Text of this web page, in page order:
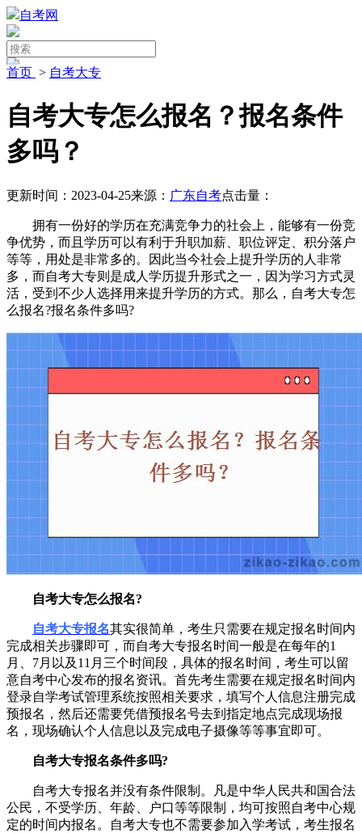
自考网
首页 > 自考大专
自考大专怎么报名？报名条件
多吗？
更新时间：2023-04-25来源： 广东自考点击量：
拥有一份好的学历在充满竞争力的社会上，能够有一份竞
争优势，而且学历可以有利于升职加薪、职位评定、积分落户
等等，用处是非常多的。因此当今社会上提升学历的人非常
多，而自考大专则是成人学历提升形式之一，因为学习方式灵
活，受到不少人选择用来提升学历的方式。那么，自考大专怎
么报名?报名条件多吗?
自考大专怎么报名?
自考大专报名其实很简单，考生只需要在规定报名时间内
完成相关步骤即可，而自考大专报名时间一般是在每年的1
月、7月以及11月三个时间段，具体的报名时间，考生可以留
意自考中心发布的报名资讯。首先考生需要在规定报名时间内
登录自学考试管理系统按照相关要求，填写个人信息注册完成
预报名，然后还需要凭借预报名号去到指定地点完成现场报
名，现场确认个人信息以及完成电子摄像等等事宜即可。
自考大专报名条件多吗?
自考大专报名并没有条件限制。凡是中华人民共和国合法
公民，不受学历、年龄、户口等等限制，均可按照自考中心规
定的时间内报名。自考大专也不需要参加入学考试，考生报名